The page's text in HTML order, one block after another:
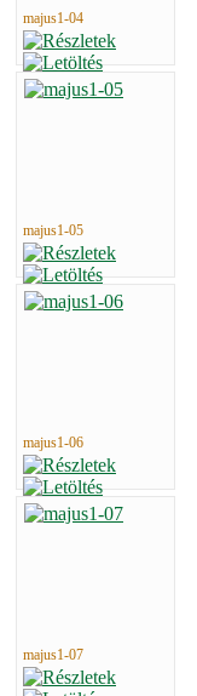
majus1-04
majus1-05
majus1-06
majus1-07